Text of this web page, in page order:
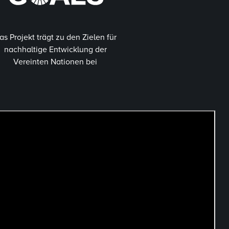
Projekt trägt zu den Zielen für
nachhaltige Entwicklung der
Vereinten Nationen bei